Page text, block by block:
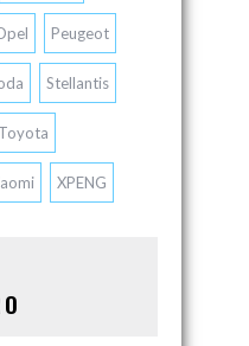
Peugeot
Stellantis
Toyota
XPENG